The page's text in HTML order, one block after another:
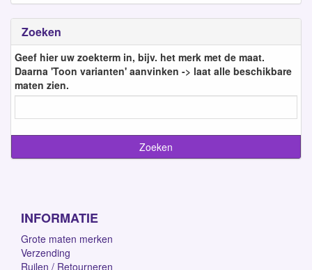
Zoeken
Geef hier uw zoekterm in, bijv. het merk met de maat.
Daarna 'Toon varianten' aanvinken -> laat alle beschikbare
maten zien.
INFORMATIE
Grote maten merken
Verzending
Ruilen / Retourneren